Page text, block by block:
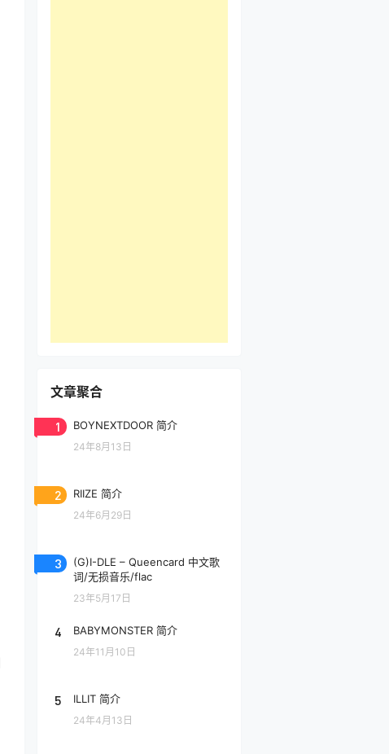
文章聚合
1 BOYNEXTDOOR 简介
24年8月13日
2 RIIZE 简介
24年6月29日
3
(G)I-DLE – Queencard 中文歌
词/无损音乐/flac
23年5月17日
4 BABYMONSTER 简介
24年11月10日
5 ILLIT 简介
24年4月13日